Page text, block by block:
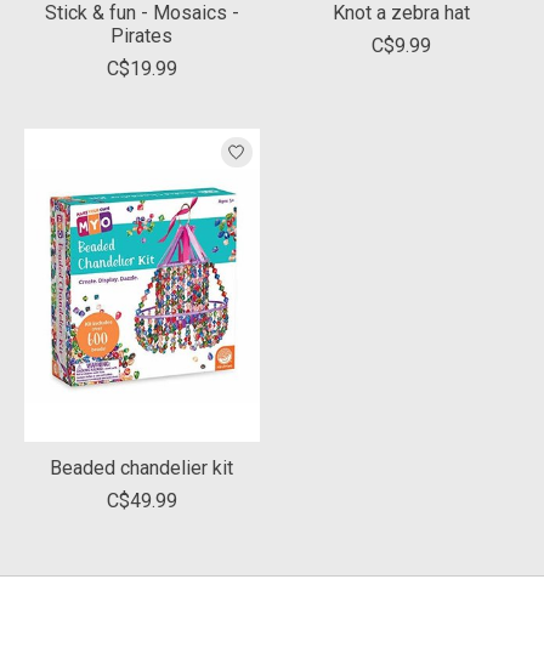
Stick & fun - Mosaics -
Pirates
C$19.99
Knot a zebra hat
C$9.99
Beaded chandelier kit
C$49.99